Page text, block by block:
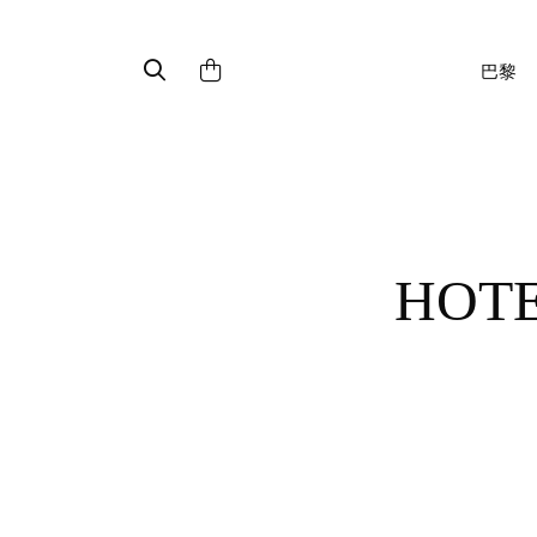
巴黎
HOTEL LE COEUR DES NEIGES